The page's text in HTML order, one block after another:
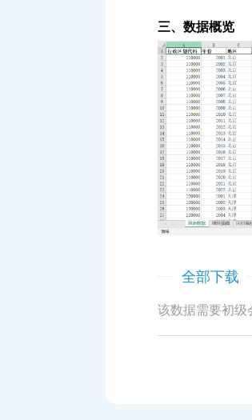
三、数据概览
全部下载
该数据需要初级